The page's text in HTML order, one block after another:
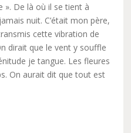
». De là où il se tient à
nuit. C’était mon père,
cette vibration de
dirait que le vent y souffle
je tangue. Les fleures
On aurait dit que tout est